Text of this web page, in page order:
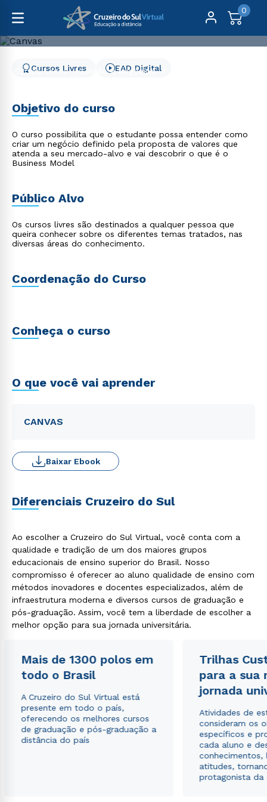
0
Cursos Livres Gestão e Negócios
Cursos Livres EAD Digital
Objetivo do curso
O curso possibilita que o estudante possa entender como
criar um negócio definido pela proposta de valores que
atenda a seu mercado-alvo e vai descobrir o que é o
Business Model
Público Alvo
Os cursos livres são destinados a qualquer pessoa que
queira conhecer sobre os diferentes temas tratados, nas
diversas áreas do conhecimento.
Coordenação do Curso
Conheça o curso
O que você vai aprender
CANVAS
Baixar Ebook
Diferenciais Cruzeiro do Sul
Ao escolher a Cruzeiro do Sul Virtual, você conta com a
qualidade e tradição de um dos maiores grupos
educacionais de ensino superior do Brasil. Nosso
compromisso é oferecer ao aluno qualidade de ensino com
métodos inovadores e docentes especializados, além de
infraestrutura moderna e diversos cursos de graduação e
pós-graduação. Assim, você tem a liberdade de escolher a
melhor opção para sua jornada universitária.
Mais de 1300 polos em
todo o Brasil
A Cruzeiro do Sul Virtual está
presente em todo o país,
oferecendo os melhores cursos
de graduação e pós-graduação a
distância do país
Trilhas
para a sua
jornada
Atividades de
consideram os
específicos e
cada aluno e
conhecimentos,
atitudes,
protagonista da